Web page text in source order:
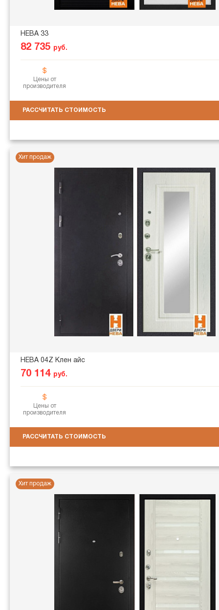
НЕВА 33
82 735 руб.
Цены от
производителя
РАССЧИТАТЬ СТОИМОСТЬ
Хит продаж
НЕВА 04Z Клен айс
70 114 руб.
Цены от
производителя
РАССЧИТАТЬ СТОИМОСТЬ
Хит продаж